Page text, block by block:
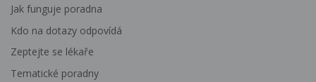
Jak funguje poradna
Kdo na dotazy odpovídá
Zeptejte se lékaře
Tematické poradny